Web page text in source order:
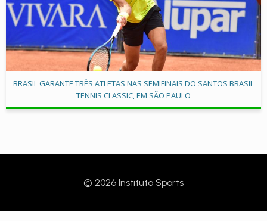
BRASIL GARANTE TRÊS ATLETAS NAS SEMIFINAIS DO SANTOS BRASIL
TENNIS CLASSIC, EM SÃO PAULO
© 2026 Instituto Sports